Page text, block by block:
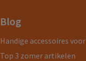
Blog
Handige accessoires
Top 3 zomer artikelen